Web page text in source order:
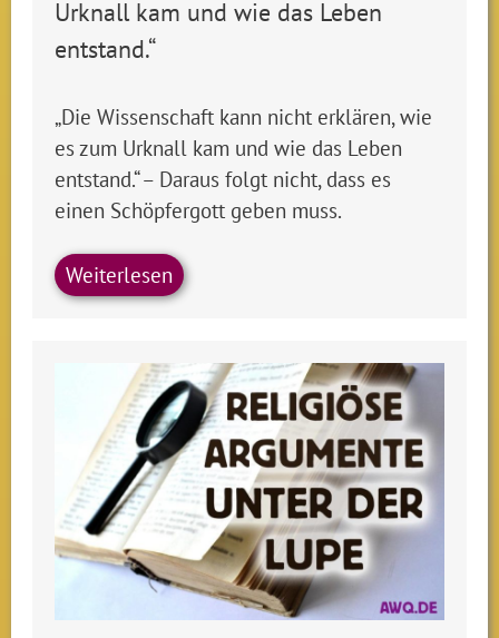
Urknall kam und wie das Leben
entstand.“
„Die Wissenschaft kann nicht erklären, wie
es zum Urknall kam und wie das Leben
entstand.“ – Daraus folgt nicht, dass es
einen Schöpfergott geben muss.
Weiterlesen